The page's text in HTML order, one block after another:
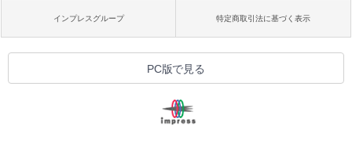
インプレスグループ 特定商取引法に基づく表示
PC版で見る